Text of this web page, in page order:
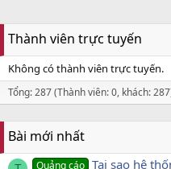
Thành viên trực tuyến
Không có thành viên trực tuyến.
Tổng: 287 (Thành viên: 0, khách:
Bài mới nhất
Quảng cáo Tại sao hệ